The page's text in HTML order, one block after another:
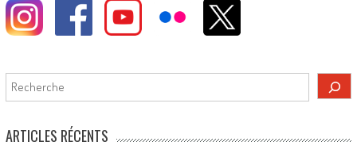
Rechercher
ARTICLES RÉCENTS